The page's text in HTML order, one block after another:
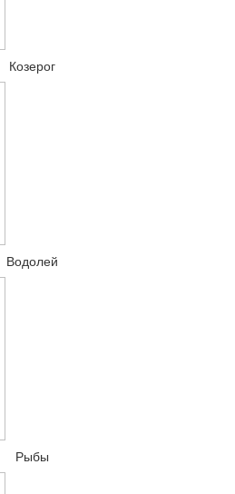
Козерог
Водолей
Рыбы